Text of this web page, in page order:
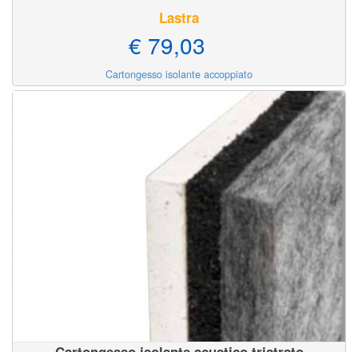
Lastra
€ 79,03
Cartongesso isolante accoppiato